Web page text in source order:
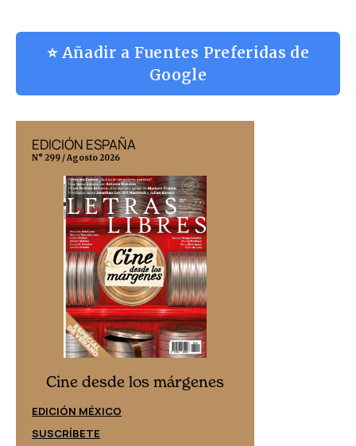
⭐ Añadir a Fuentes Preferidas de
Google
EDICIÓN ESPAÑA
N° 299 / Agosto 2026
Cine desde los márgenes
EDICIÓN MÉXICO
SUSCRÍBETE